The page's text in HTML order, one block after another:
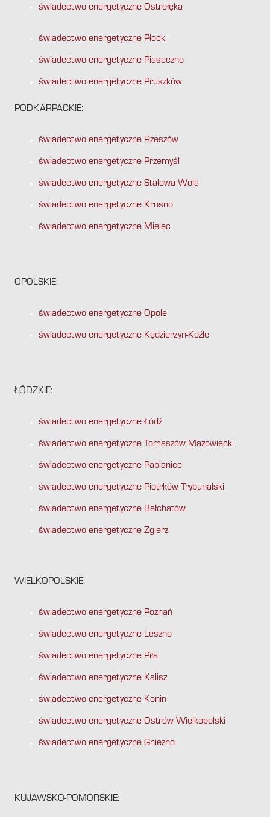
świadectwo energetyczne Ostrołęka
świadectwo energetyczne Płock
świadectwo energetyczne Piaseczno
świadectwo energetyczne Pruszków
PODKARPACKIE:
świadectwo energetyczne Rzeszów
świadectwo energetyczne Przemyśl
świadectwo energetyczne Stalowa Wola
świadectwo energetyczne Krosno
świadectwo energetyczne Mielec
OPOLSKIE:
świadectwo energetyczne Opole
świadectwo energetyczne Kędzierzyn-Koźle
ŁÓDZKIE:
świadectwo energetyczne Łódź
świadectwo energetyczne Tomaszów Mazowiecki
świadectwo energetyczne Pabianice
świadectwo energetyczne Piotrków Trybunalski
świadectwo energetyczne Bełchatów
świadectwo energetyczne Zgierz
WIELKOPOLSKIE:
świadectwo energetyczne Poznań
świadectwo energetyczne Leszno
świadectwo energetyczne Piła
świadectwo energetyczne Kalisz
świadectwo energetyczne Konin
świadectwo energetyczne Ostrów Wielkopolski
świadectwo energetyczne Gniezno
KUJAWSKO-POMORSKIE: